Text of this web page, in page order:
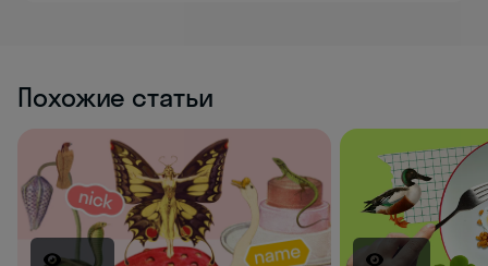
Похожие статьи